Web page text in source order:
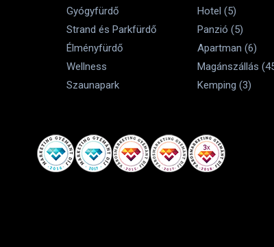
Gyógyfürdő
Strand és Parkfürdő
Élményfürdő
Wellness
Szaunapark
Hotel (5)
Panzió (5)
Apartman (6)
Magánszállás
Kemping (3)